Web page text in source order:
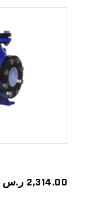
2,314.00 ر.س